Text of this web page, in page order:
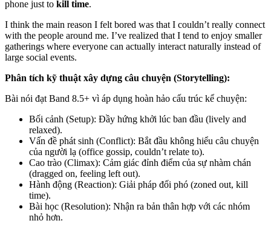
phone just to kill time.
I think the main reason I felt bored was that I couldn’t really connect
with the people around me. I’ve realized that I tend to enjoy smaller
gatherings where everyone can actually interact naturally instead of
large social events.
Phân tích kỹ thuật xây dựng câu chuyện (Storytelling):
Bài nói đạt Band 8.5+ vì áp dụng hoàn hảo cấu trúc kể chuyện:
Bối cảnh (Setup): Đầy hứng khởi lúc ban đầu (lively and
relaxed).
Vấn đề phát sinh (Conflict): Bắt đầu không hiểu câu chuyện
của người lạ (office gossip, couldn’t relate to).
Cao trào (Climax): Cảm giác đỉnh điểm của sự nhàm chán
(dragged on, feeling left out).
Hành động (Reaction): Giải pháp đối phó (zoned out, kill
time).
Bài học (Resolution): Nhận ra bản thân hợp với các nhóm
nhỏ hơn.